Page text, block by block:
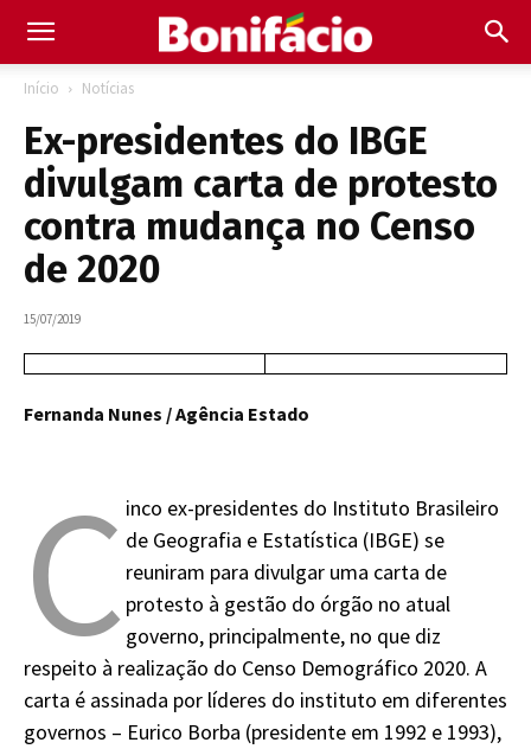
Início Notícias
Ex-presidentes do IBGE
divulgam carta de protesto
contra mudança no Censo
de 2020
15/07/2019
Fernanda Nunes / Agência Estado
C inco ex-presidentes do Instituto Brasileiro
de Geografia e Estatística (IBGE) se
reuniram para divulgar uma carta de
protesto à gestão do órgão no atual
governo, principalmente, no que diz
respeito à realização do Censo Demográfico 2020. A
carta é assinada por líderes do instituto em diferentes
governos – Eurico Borba (presidente em 1992 e 1993),